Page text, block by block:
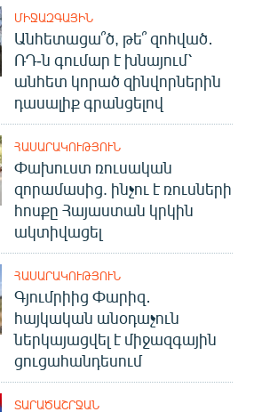
ՄԻՋԱԶԳԱՅԻՆ
Անհետացա՞ծ, թե՞ զոհված․
ՌԴ-ն գումար է խնայում՝
անհետ կորած զինվորներին
դասալիք գրանցելով
ՀԱՍԱՐԱԿՈՒԹՅՈՒՆ
Փախուստ ռուսական
զորամասից. ինչու է ռուսների
հոսքը Հայաստան կրկին
ակտիվացել
ՀԱՍԱՐԱԿՈՒԹՅՈՒՆ
Գյումրիից Փարիզ․
հայկական անօդաչուն
ներկայացվել է միջազգային
ցուցահանդեսում
ՏԱՐԱԾԱՇՐՋԱՆ